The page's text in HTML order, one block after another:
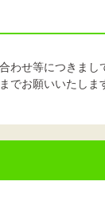
わせ等につきまし
でお願いいたしま